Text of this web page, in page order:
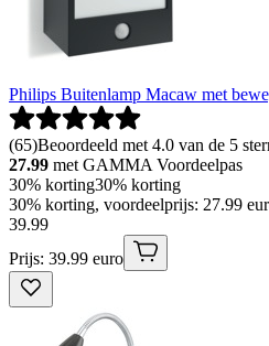
Philips Buitenlamp Macaw met
(65)Beoordeeld met 4.0 van de 5
27.99 met GAMMA Voordeelpas
30% korting30% korting
30% korting, voordeelprijs: 27.99
39.99
Prijs: 39.99 euro